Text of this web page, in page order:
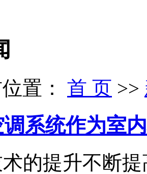
置： 首 页 >>
系统作为室
的提升不断